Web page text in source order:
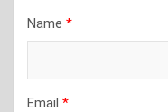
Name *
Email *